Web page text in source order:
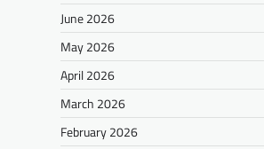
June 2026
May 2026
April 2026
March 2026
February 2026